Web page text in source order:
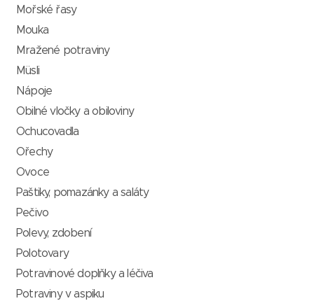
Mořské řasy
Mouka
Mražené potraviny
Müsli
Nápoje
Obilné vločky a obiloviny
Ochucovadla
Ořechy
Ovoce
Paštiky, pomazánky a saláty
Pečivo
Polevy, zdobení
Polotovary
Potravinové doplňky a léčiva
Potraviny v aspiku